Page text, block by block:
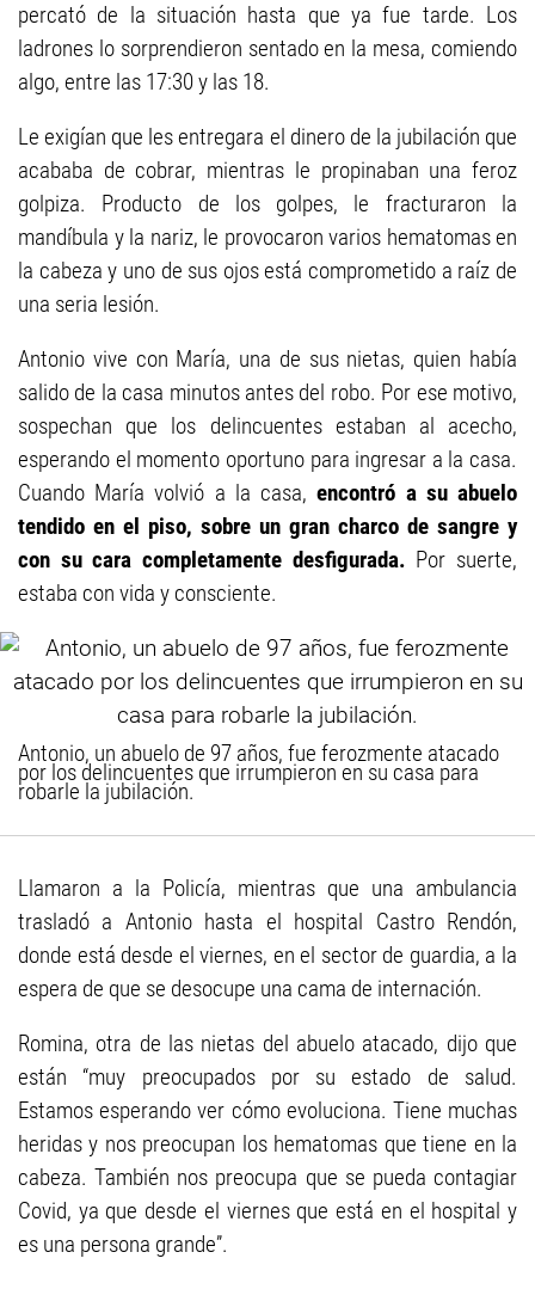
percató de la situación hasta que ya fue tarde. Los
ladrones lo sorprendieron sentado en la mesa, comiendo
algo, entre las 17:30 y las 18.
Le exigían que les entregara el dinero de la jubilación que
acababa de cobrar, mientras le propinaban una feroz
golpiza. Producto de los golpes, le fracturaron la
mandíbula y la nariz, le provocaron varios hematomas en
la cabeza y uno de sus ojos está comprometido a raíz de
una seria lesión.
Antonio vive con María, una de sus nietas, quien había
salido de la casa minutos antes del robo. Por ese motivo,
sospechan que los delincuentes estaban al acecho,
esperando el momento oportuno para ingresar a la casa.
Cuando María volvió a la casa, encontró a su abuelo
tendido en el piso, sobre un gran charco de sangre y
con su cara completamente desfigurada. Por suerte,
estaba con vida y consciente.
Antonio, un abuelo de 97 años, fue ferozmente atacado
por los delincuentes que irrumpieron en su casa para
robarle la jubilación.
Llamaron a la Policía, mientras que una ambulancia
trasladó a Antonio hasta el hospital Castro Rendón,
donde está desde el viernes, en el sector de guardia, a la
espera de que se desocupe una cama de internación.
Romina, otra de las nietas del abuelo atacado, dijo que
están “muy preocupados por su estado de salud.
Estamos esperando ver cómo evoluciona. Tiene muchas
heridas y nos preocupan los hematomas que tiene en la
cabeza. También nos preocupa que se pueda contagiar
Covid, ya que desde el viernes que está en el hospital y
es una persona grande”.